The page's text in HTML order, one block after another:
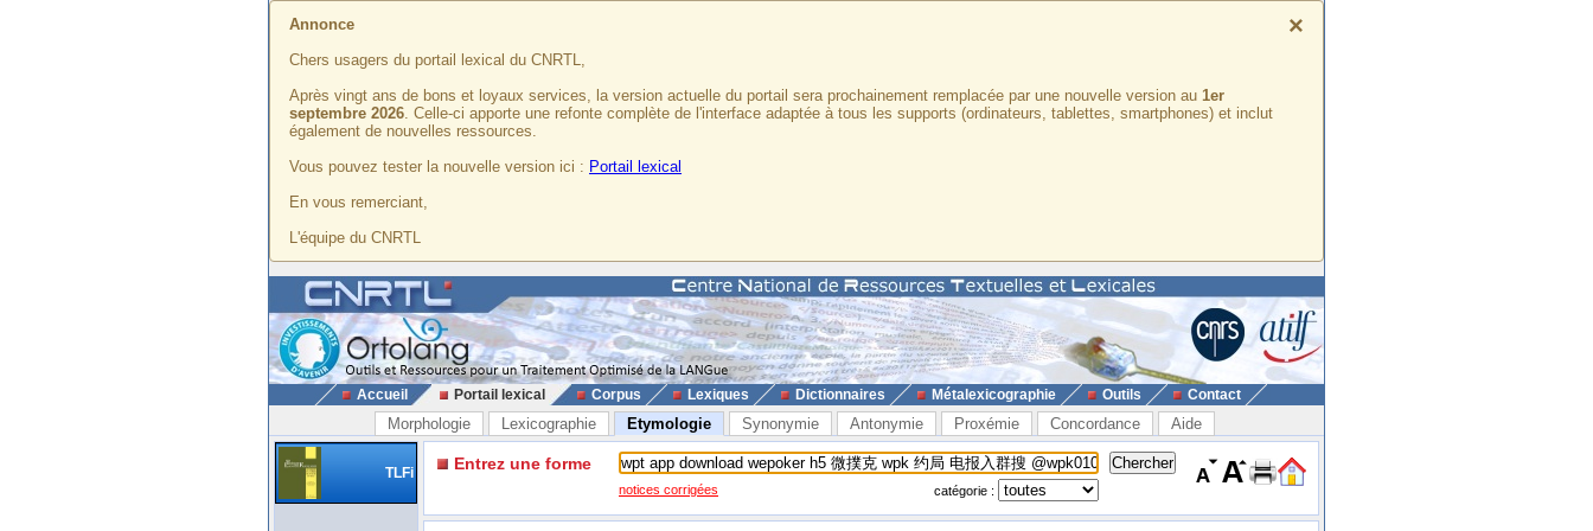
×
Annonce
Chers usagers du portail lexical du CNRTL,
Après vingt ans de bons et loyaux services, la version actuelle du portail sera prochainement remplacée par une nouvelle version au 1er
septembre 2026. Celle-ci apporte une refonte complète de l'interface adaptée à tous les supports (ordinateurs, tablettes, smartphones) et inclut
également de nouvelles ressources.
Vous pouvez tester la nouvelle version ici : Portail lexical
En vous remerciant,
L'équipe du CNRTL
Accueil Portail lexical Corpus Lexiques Dictionnaires Métalexicographie Outils Contact
Morphologie Lexicographie Etymologie Synonymie Antonymie Proxémie Concordance Aide
TLFi Entrez une forme
notices corrigées catégorie :